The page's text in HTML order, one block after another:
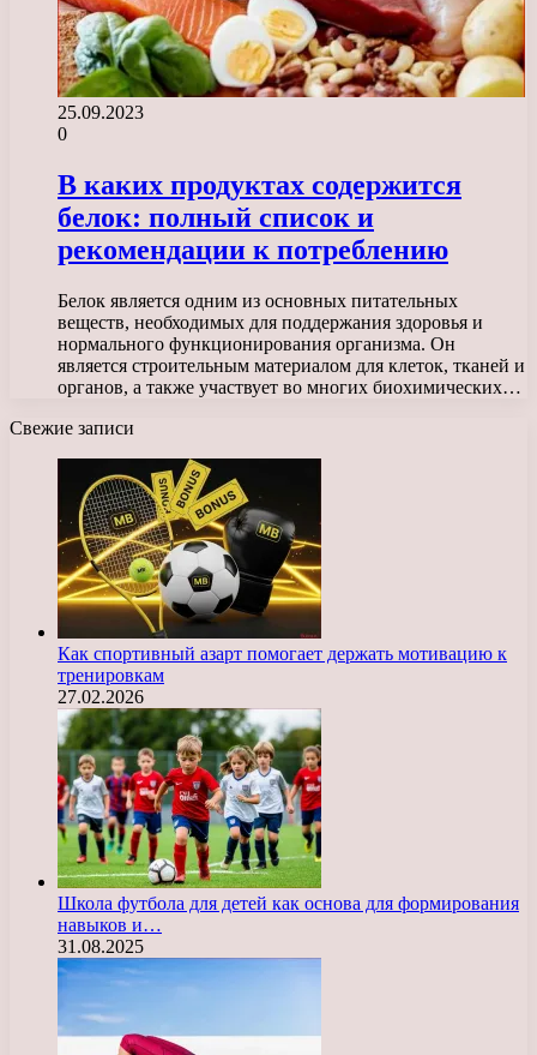
25.09.2023
0
В каких продуктах содержится
белок: полный список и
рекомендации к потреблению
Белок является одним из основных питательных
веществ, необходимых для поддержания здоровья и
нормального функционирования организма. Он
является строительным материалом для клеток, тканей и
органов, а также участвует во многих биохимических…
Свежие записи
Как спортивный азарт помогает держать мотивацию к
тренировкам
27.02.2026
Школа футбола для детей как основа для формирования
навыков и…
31.08.2025